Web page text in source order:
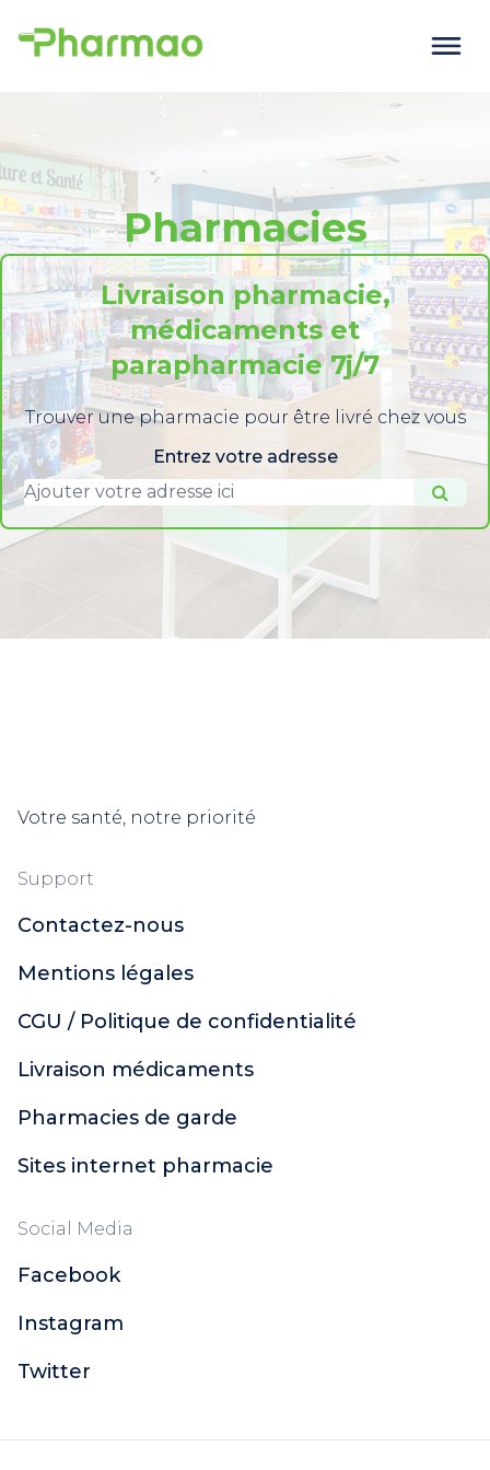
Pharmacies
Livraison pharmacie,
médicaments et
parapharmacie 7j/7
Trouver une pharmacie pour être livré chez vous
Entrez votre adresse
Votre santé, notre priorité
Support
Contactez-nous
Mentions légales
CGU / Politique de confidentialité
Livraison médicaments
Pharmacies de garde
Sites internet pharmacie
Social Media
Facebook
Instagram
Twitter